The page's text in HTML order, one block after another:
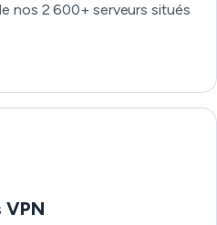
nos 2 600+ serveurs situés